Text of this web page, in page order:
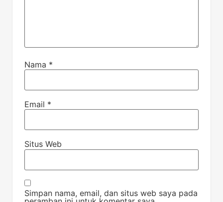
Nama *
Email *
Situs Web
Simpan nama, email, dan situs web saya pada